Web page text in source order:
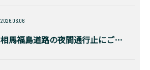
2026.06.06
相馬福島道路の夜間通行止にご注意